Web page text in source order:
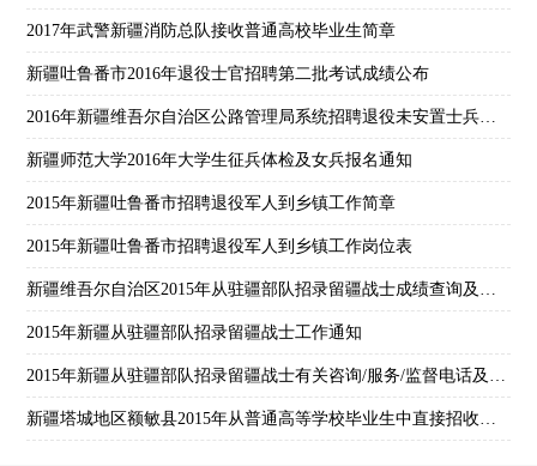
2017年武警新疆消防总队接收普通高校毕业生简章
新疆吐鲁番市2016年退役士官招聘第二批考试成绩公布
2016年新疆维吾尔自治区公路管理局系统招聘退役未安置士兵工作人员笔试成绩通知
新疆师范大学2016年大学生征兵体检及女兵报名通知
2015年新疆吐鲁番市招聘退役军人到乡镇工作简章
2015年新疆吐鲁番市招聘退役军人到乡镇工作岗位表
新疆维吾尔自治区2015年从驻疆部队招录留疆战士成绩查询及提档分数线公告
2015年新疆从驻疆部队招录留疆战士工作通知
2015年新疆从驻疆部队招录留疆战士有关咨询/服务/监督电话及电子信箱
新疆塔城地区额敏县2015年从普通高等学校毕业生中直接招收士官工作通知